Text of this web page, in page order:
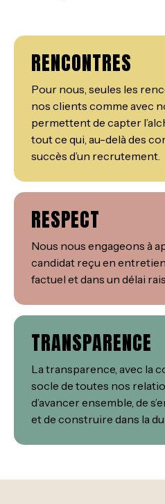
RENCONTRES
Pour nous, seules les
nos clients comme avec
permettent de capter
tout ce qui, au-delà des
succès d’un recrutement.
RESPECT
Nous nous engageons à
candidat reçu en
factuel et dans un délai
TRANSPARENCE
La transparence, avec la
socle de toutes nos
d’avancer ensemble, de
et de construire dans la